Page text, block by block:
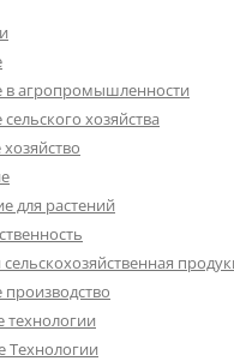
в агропромышленности
хозяйства
для растений
технологии
Технологии